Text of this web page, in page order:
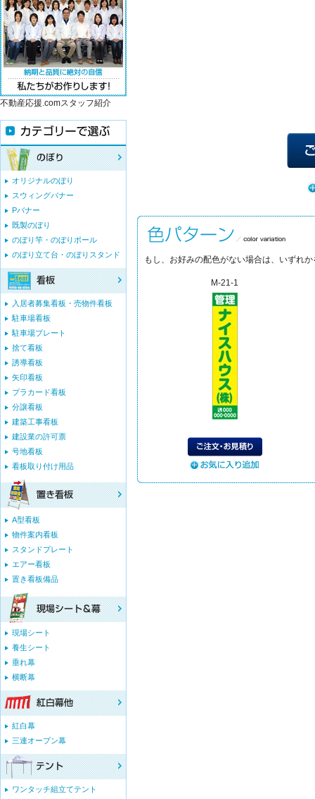
もし、お好みの配色がない場合は、いずれ
M-21-1
不動産応援.comスタッフ紹介
オリジナルのぼり
スウィングバナー
Pバナー
既製のぼり
のぼり竿・のぼりポール
のぼり立て台・のぼりスタンド
入居者募集看板・売物件看板
駐車場看板
駐車場プレート
捨て看板
誘導看板
矢印看板
プラカード看板
分譲看板
建築工事看板
建設業の許可票
号地看板
看板取り付け用品
A型看板
物件案内看板
スタンドプレート
エアー看板
置き看板備品
現場シート
養生シート
垂れ幕
横断幕
紅白幕
三連オープン幕
ワンタッチ組立てテント